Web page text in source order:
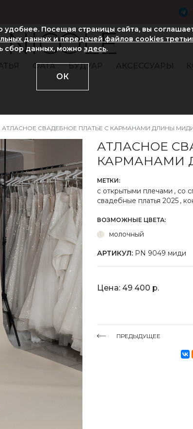
NICOLE
ФАТА БУДУАР АКСЕССУАРЫ
АТЛАСНОЕ СВАДЕБНОЕ ПЛАТЬЕ С КАРМАНАМИ ДЛИНЫ
АТЛАСНОЕ
КАРМАНАМИ
МЕТКИ:
с открытыми плечами , со
свадебные платья 2025 ,
ВОЗМОЖНЫЕ ЦВЕТА:
молочный
АРТИКУЛ: PN 9049 миди
Цена: 49 400 р.
ПРЕДЫДУЩЕЕ
Посещая страницы сайта, вы
данных и передачей файлов cookies
сбор данных, можно здесь.
ОК